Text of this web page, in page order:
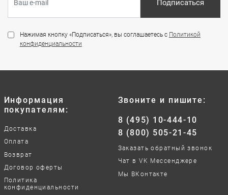
Подписаться
Нажимая кнопку «Подписаться», вы соглашаетесь с Политикой
конфиденциальности
Информация
покупателям:
Доставка
Оплата
Возврат
Договор оферты
Политика
конфиденциальности
Звоните и пишите:
8 (495) 10-444-10
8 (800) 505-21-45
Заказать обратный звонок
Чат в VK Мессенджере
Мы ВКонтакте